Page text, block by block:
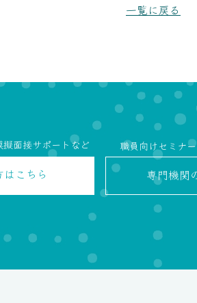
一覧に戻る
面接サポートなど
はこちら
職員向けセミナ
専門機関